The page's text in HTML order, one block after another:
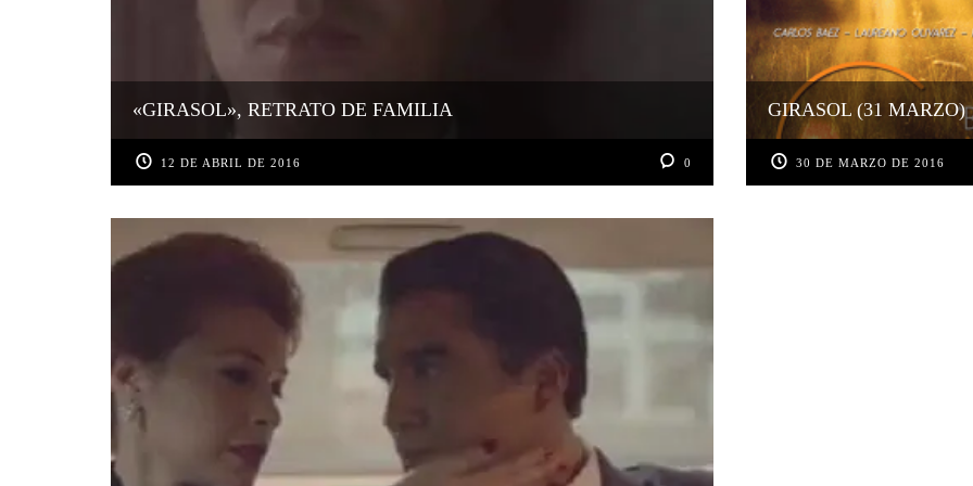
«GIRASOL», RETRATO DE FAMILIA
12 DE ABRIL DE 2016 0
GIRASOL (31 MARZO)
30 DE MARZO DE 2016